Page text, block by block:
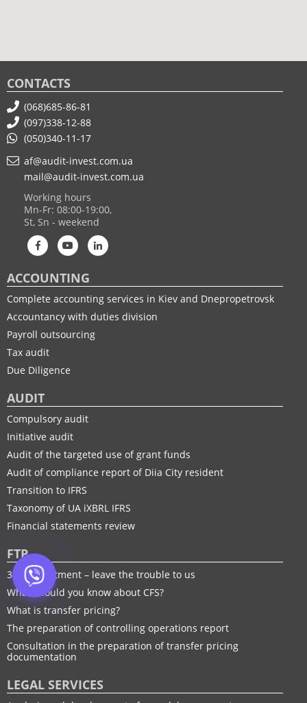
CONTACTS
(068)685-86-81
(097)338-12-88
(050)340-11-17
af@audit-invest.com.ua
mail@audit-invest.com.ua
Working hours
Mn-Fr: 08:00-19:00,
St, Sn - weekend
ACCOUNTING
Complete accounting services in Kiev and Dnepropetrovsk
Accountancy with duties division
Payroll outsourcing
Tax audit
Due Diligence
AUDIT
Compulsory audit
Initiative audit
Audit of the targeted use of grant funds
Audit of compliance report of Diia City resident
Transition to IFRS
Taxonomy of UA іXBRL IFRS
Financial statements review
FTP
30% adjustment – leave the trouble to us
What should you know about CFS?
What is transfer pricing?
The preparation of controlling operations report
Consultation in the preparation of transfer pricing
documentation
LEGAL SERVICES